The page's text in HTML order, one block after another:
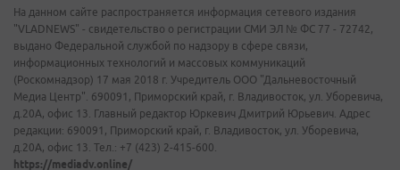
На данном сайте распространяется информация сетевого издания
"VLADNEWS" - свидетельство о регистрации СМИ ЭЛ № ФС 77 - 72742,
выдано Федеральной службой по надзору в сфере связи,
информационных технологий и массовых коммуникаций
(Роскомнадзор) 17 мая 2018 г. Учредитель ООО "Дальневосточный
Медиа Центр". 690091, Приморский край, г. Владивосток, ул. Уборевича,
д.20А, офис 13. Главный редактор Юркевич Дмитрий Юрьевич. Адрес
редакции: 690091, Приморский край, г. Владивосток, ул. Уборевича,
д.20А, офис 13. Тел.: +7 (423) 2-415-600.
https://mediadv.online/